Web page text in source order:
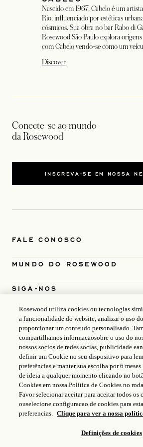
Nascido em 1967, Cabelo é um
Rio, influenciado por estéticas
cósmicos. Sua obra no bar Rabo di
Rosewood São Paulo explora
com Cabelo vendo-se como um
Discover
Conecte-se ao mundo
da Rosewood
INSCREVA-SE EM NOSSA
FALE CONOSCO
MUNDO DO ROSEWOOD
SIGA-NOS
TERMOS
Rosewood utiliza cookies ou tecnologias
a funcionalidade do website, analizar o uso
proporcionar um conteudo personalisado.
compartilhamos informacaosobre o uso do
nossos socios de redes socias, publicidade
definir um Cookie no seu dispositivo para
preferências e manter sua escolha por 6
de ideia a qualquer momento clicando no
Cookies em nossa Política de Cookies no
Favor selecionar aceitar para aceitar todos os
ouselecione configuracao de cookies para
preferencias. Clique para ver a nossa
Definições de cookies